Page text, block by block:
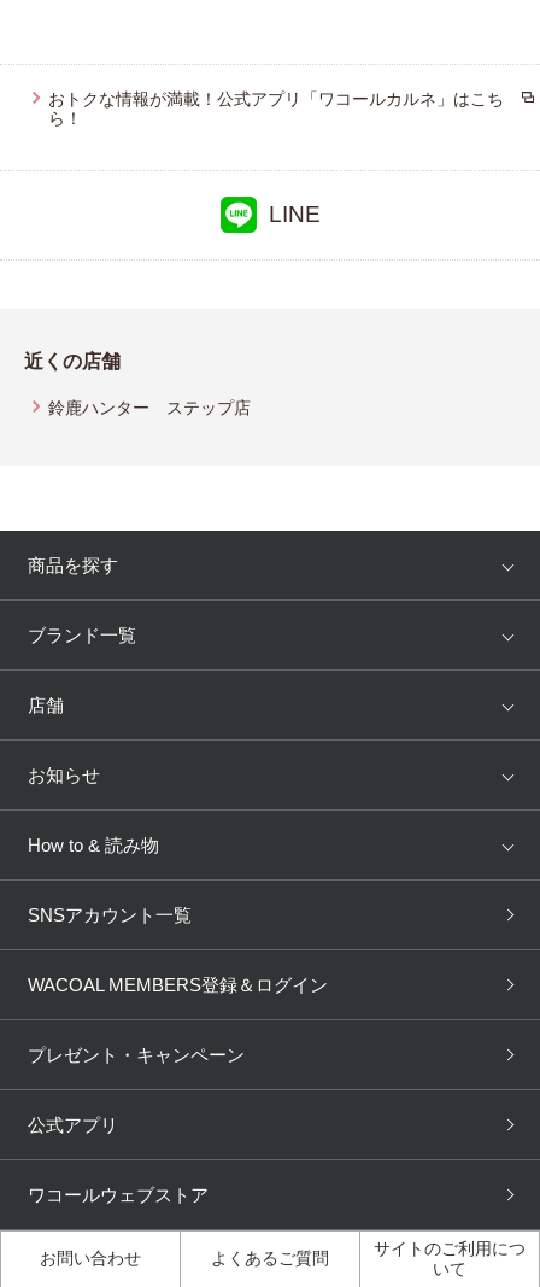
おトクな情報が満載！公式アプリ「ワコールカルネ」はこち
ら！
LINE
近くの店舗
鈴鹿ハンター ステップ店
商品を探す
アイテム
トピックス
ブランド一覧
WACOAL
AMPHI une nana cool
OUR WACOAL
WACOAL Remamma Mens Innerwear
Licensed Brands
店舗
店舗を探す
ブラ無料診断
3Dボディスキャン
お知らせ
新着情報
商品回収
ニュース＆トピックス
How to & 読み物
下着の基礎知識
ブラパン ワコールスタイル
大人の工場見学inベトナム
人間科学研究開発センター見
学
ガイド（マンガ）
SNSアカウント一覧
WACOAL MEMBERS登録＆ログイン
プレゼント・キャンペーン
公式アプリ
ワコールウェブストア
お問い合わせ よくあるご質問
サイトのご利用につ
いて